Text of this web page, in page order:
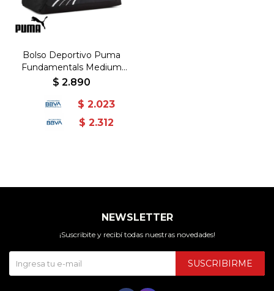
Bolso Deportivo Puma
Fundamentals Medium
Unisex Negro - Negro
$ 2.890
$ 2.023
$ 2.312
NEWSLETTER
¡Suscribite y recibí todas nuestras novedades!
SUSCRIBIRME